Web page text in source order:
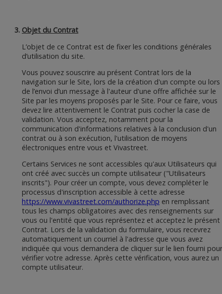
Objet du Contrat
L’objet de ce Contrat est de fixer les conditions générales
d’utilisation du site.
Vous pouvez souscrire au présent Contrat lors de la
navigation sur le Site, lors de la création d'un compte ou lors
de l’envoi d’un message à l'auteur d'une offre affichée sur le
Site par les moyens proposés par le Site. Pour ce faire, vous
devez lire attentivement le Contrat puis cocher la case de
validation. Vous acceptez, notamment pour la
communication d'informations relatives à la conclusion d'un
contrat ou à son exécution, l'utilisation de moyens
électroniques entre vous et Vivastreet.
Certains Services ne sont accessibles qu'aux Utilisateurs qui
ont créé avec succès un compte utilisateur ("Utilisateurs
inscrits"). Pour créer un compte, vous devez compléter le
processus d'inscription accessible à cette adresse
https://www.vivastreet.com/authorize.php en remplissant
tous les champs obligatoires avec des renseignements sur
vous ou l'entité que vous représentez et acceptez le présent
Contrat. Lors de la validation du formulaire, vous recevrez
automatiquement un courriel à l'adresse que vous avez
indiquée qui vous demandera de cliquer sur le lien fourni pour
vérifier votre adresse. Après cette vérification, vous aurez un
compte utilisateur.